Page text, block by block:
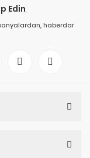
Edin
haberdar